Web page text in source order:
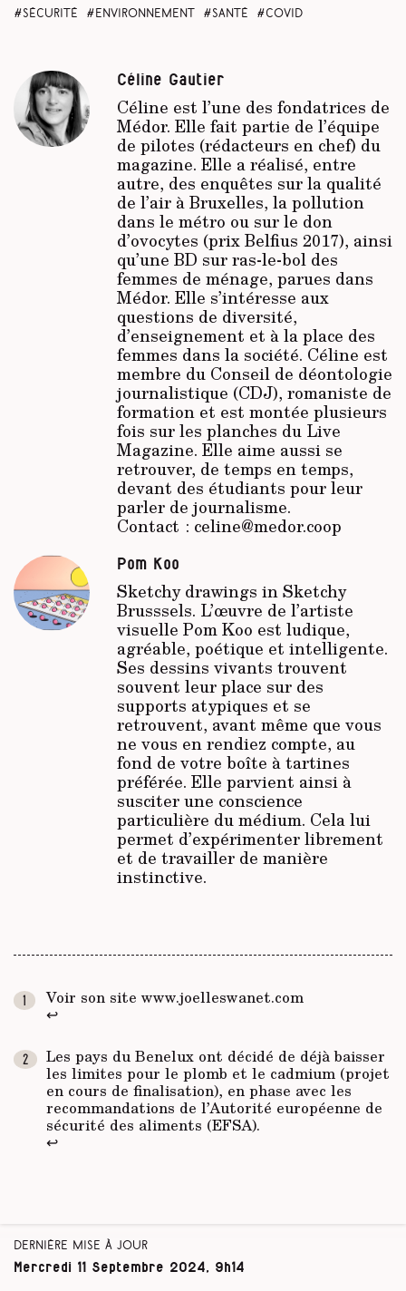
sécurité environnement santé covid
Céline Gautier
Céline est l’une des fondatrices de
Médor. Elle fait partie de l’équipe
de pilotes (rédacteurs en chef) du
magazine. Elle a réalisé, entre
autre, des enquêtes sur la qualité
de l’air à Bruxelles, la pollution
dans le métro ou sur le don
d’ovocytes (prix Belfius 2017), ainsi
qu’une BD sur ras-le-bol des
femmes de ménage, parues dans
Médor. Elle s’intéresse aux
questions de diversité,
d’enseignement et à la place des
femmes dans la société. Céline est
membre du Conseil de déontologie
journalistique (CDJ), romaniste de
formation et est montée plusieurs
fois sur les planches du Live
Magazine. Elle aime aussi se
retrouver, de temps en temps,
devant des étudiants pour leur
parler de journalisme.
Contact : celine@medor.coop
Pom Koo
Sketchy drawings in Sketchy
Brusssels. L’œuvre de l’artiste
visuelle Pom Koo est ludique,
agréable, poétique et intelligente.
Ses dessins vivants trouvent
souvent leur place sur des
supports atypiques et se
retrouvent, avant même que vous
ne vous en rendiez compte, au
fond de votre boîte à tartines
préférée. Elle parvient ainsi à
susciter une conscience
particulière du médium. Cela lui
permet d’expérimenter librement
et de travailler de manière
instinctive.
Voir son site www.joelleswanet.com
↩
Les pays du Benelux ont décidé de déjà baisser
les limites pour le plomb et le cadmium (projet
en cours de finalisation), en phase avec les
recommandations de l’Autorité européenne de
sécurité des aliments (EFSA).
↩
Dernière mise à jour
Mercredi 11 Septembre 2024, 9h14